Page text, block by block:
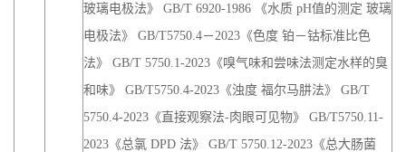
玻璃电极法》 GB/T 6920-1986 《水质 pH值的测定 玻璃
电极法》 GB/T5750.4－2023《色度 铂－钴标准比色
法》 GB/T 5750.1-2023《嗅气味和尝味法测定水样的臭
和味》 GB/T5750.4-2023《浊度 福尔马肼法》 GB/T
5750.4-2023《直接观察法-肉眼可见物》 GB/T5750.11-
2023《总氯 DPD 法》 GB/T 5750.12-2023《总大肠菌